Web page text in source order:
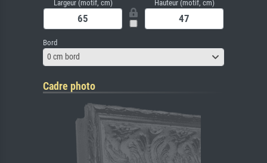
Largeur (motif, cm) Hauteur (motif, cm)
Bord
0 cm bord
Cadre photo